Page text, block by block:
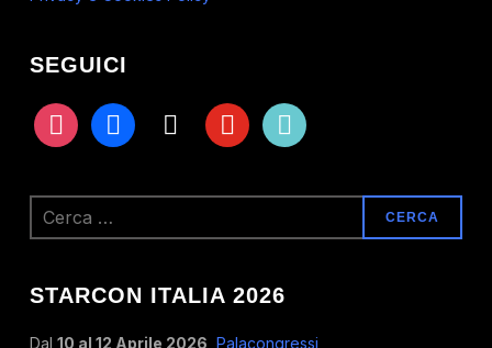
SEGUICI
instagramfacebook youtubetiktok
Ricerca
per:
STARCON ITALIA 2026
Dal 10 al 12 Aprile 2026 Palacongressi